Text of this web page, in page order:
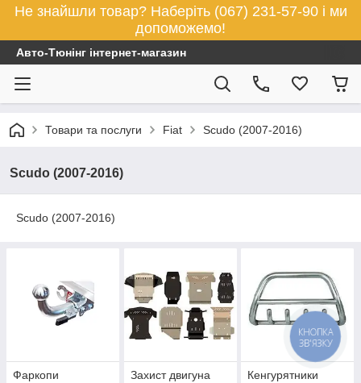
Не знайшли товар? Наберіть (067) 231-57-90 і ми
допоможемо!
Авто-Тюнінг інтернет-магазин
Товари та послуги Fiat Scudo (2007-2016)
Scudo (2007-2016)
Scudo (2007-2016)
Фаркопи Захист двигуна Кенгурятники
КНОПКА
ЗВ'ЯЗКУ